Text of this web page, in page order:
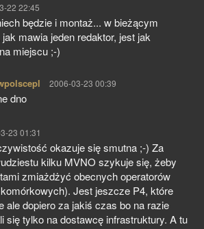
22 22:45
będzie i montaż... w bieżącym
mawia jeden redaktor, jest jak
miejscu ;-)
pisze:
2006-03-23 00:39
dno
23 01:31
okazuje się smutna ;-) Za
kilku MVNO szykuje się, żeby
zmiażdżyć obecnych operatorów
Jest jeszcze P4, które
ale dopiero za jakiś czas bo na razie
się tylko na dostawcę infrastruktury. A tu